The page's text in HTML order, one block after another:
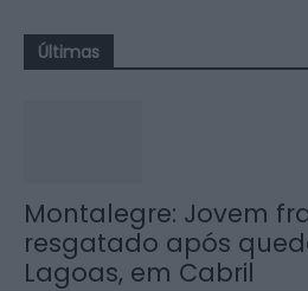
Últimas
Montalegre: Jovem
resgatado após
Lagoas, em Cabril